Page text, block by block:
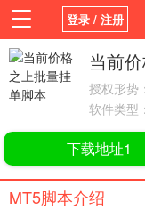
登录 / 注册
首页 新闻
平台
指标EA
当前
授权形势：
软件类型：
下载地址1
MT5脚本介绍